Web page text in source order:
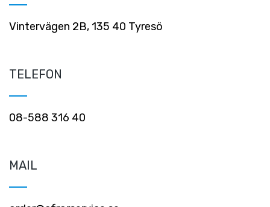
Vintervägen 2B, 135 40 Tyresö
TELEFON
08-588 316 40
MAIL